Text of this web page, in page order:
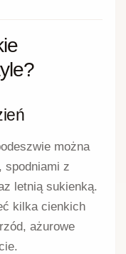
można
spodniami z
letnią sukienką.
kilka cienkich
ażurowe